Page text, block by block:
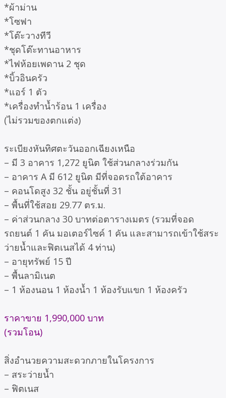
*ผ้าม่าน
*โซฟา
*โต๊ะวางทีวี
*ชุดโต๊ะทานอาหาร
*ไฟห้อยเพดาน 2 ชุด
*บิ้วอินครัว
*แอร์ 1 ตัว
*เครื่องทำน้ำร้อน 1 เครื่อง
(ไม่รวมของตกแต่ง)
ระเบียงหันทิศตะวันออกเฉียงเหนือ
– มี 3 อาคาร 1,272 ยูนิต ใช้ส่วนกลางร่วมกัน
– อาคาร A มี 612 ยูนิต มีที่จอดรถใต้อาคาร
– คอนโดสูง 32 ชั้น อยู่ชั้นที่ 31
– พื้นที่ใช้สอย 29.77 ตร.ม.
– ค่าส่วนกลาง 30 บาทต่อตารางเมตร (รวมที่จอด
รถยนต์ 1 คัน มอเตอร์ไซค์ 1 คัน และสามารถเข้าใช้สระ
ว่ายน้ำและฟิตเนสได้ 4 ท่าน)
– อายุทรัพย์ 15 ปี
– พื้นลามิเนต
– 1 ห้องนอน 1 ห้องน้ำ 1 ห้องรับแขก 1 ห้องครัว
ราคาขาย 1,990,000 บาท
(รวมโอน)
สิ่งอำนวยความสะดวกภายในโครงการ
– สระว่ายน้ำ
– ฟิตเนส